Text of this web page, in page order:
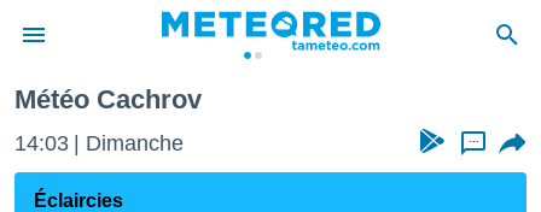
de
Météo Cachrov
14:03 Dimanche ...
Éclaircies